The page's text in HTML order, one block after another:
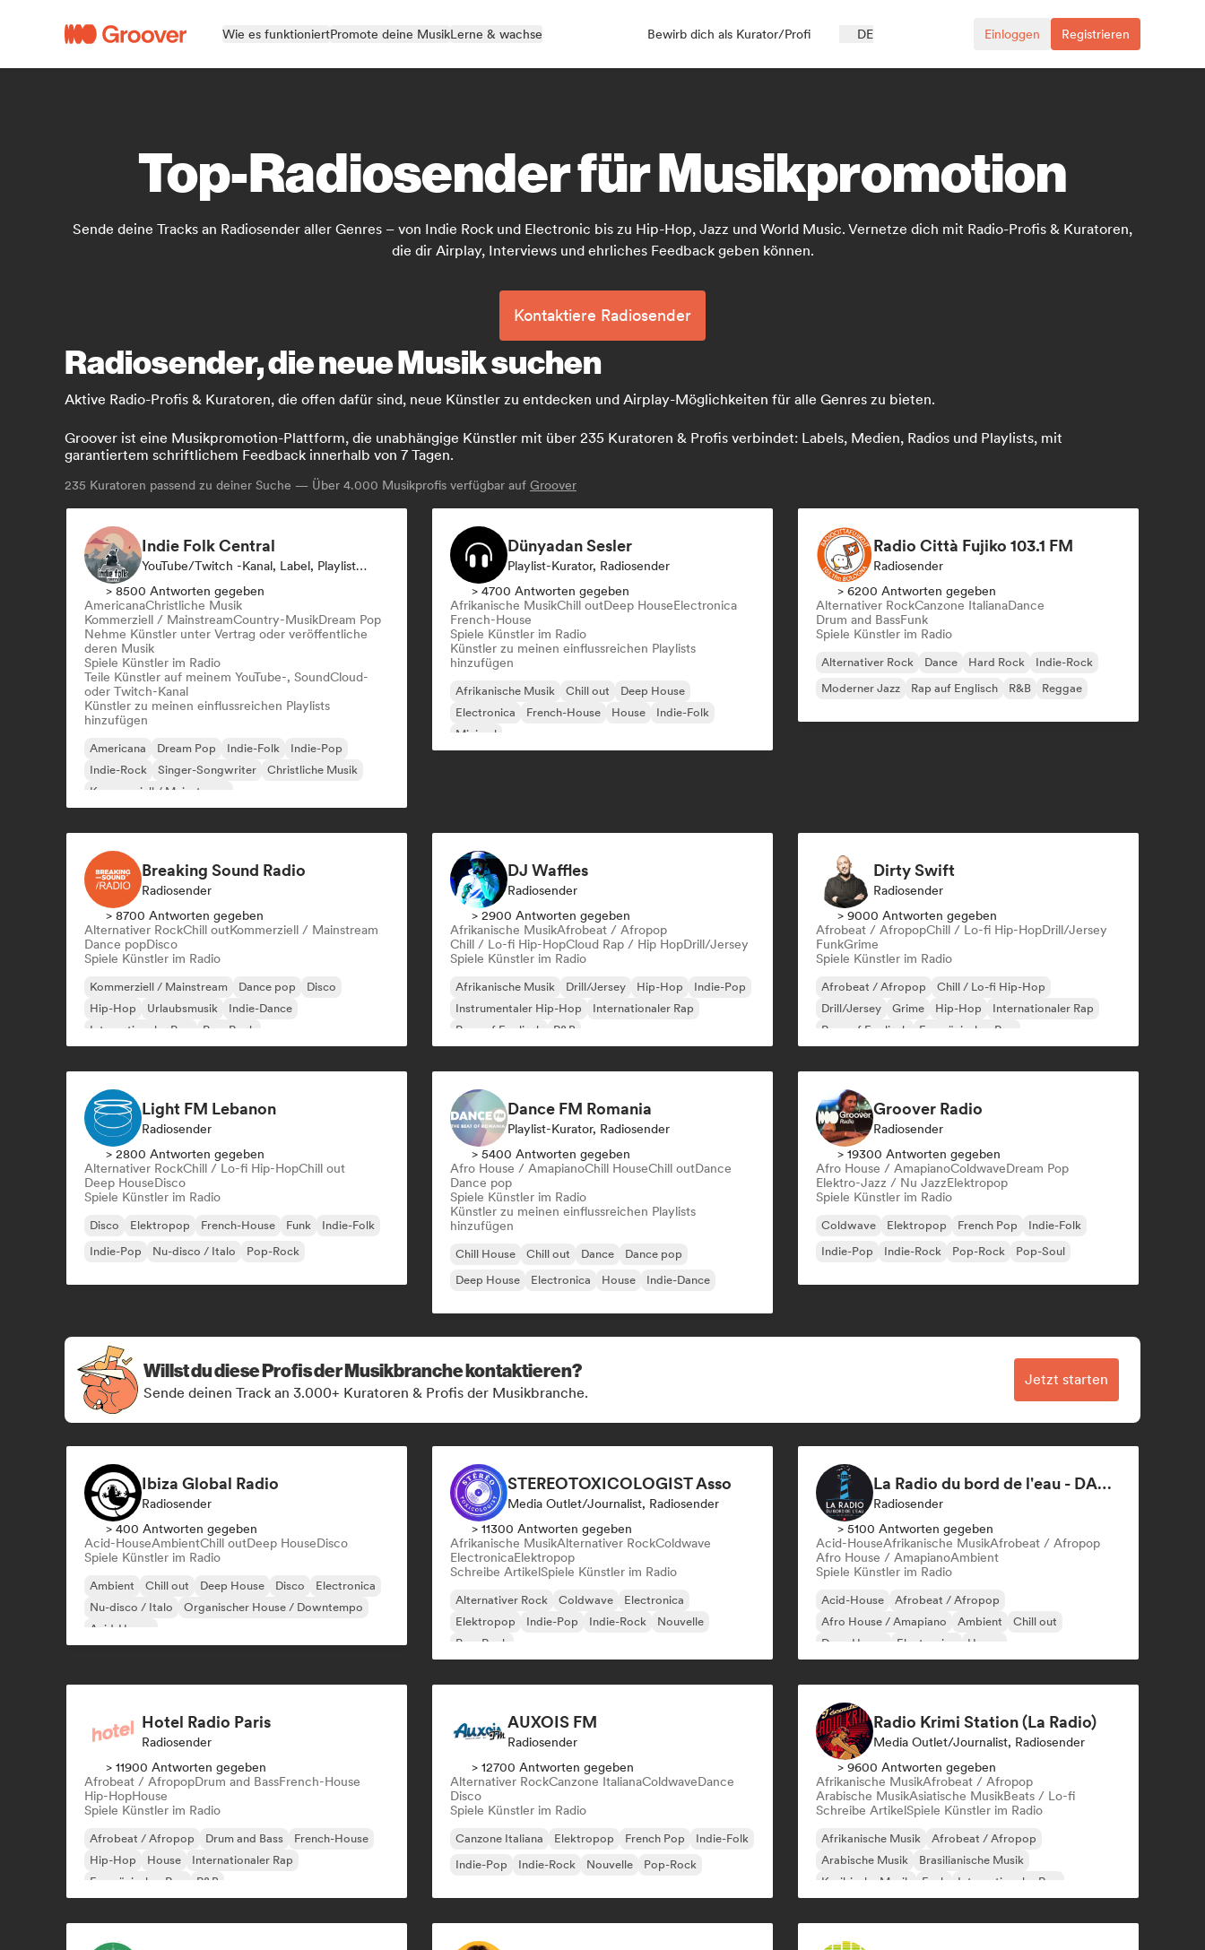
Wie es funktioniertPromote deine MusikLerne & wachse Bewirb dich als Kurator/Profi DE Einloggen Registrieren
Top-Radiosender für Musikpromotion
Sende deine Tracks an Radiosender aller Genres – von Indie Rock und Electronic bis zu Hip-Hop, Jazz und World Music. Vernetze dich mit Radio-Profis & Kuratoren,
die dir Airplay, Interviews und ehrliches Feedback geben können.
Kontaktiere Radiosender
Radiosender, die neue Musik suchen
Aktive Radio-Profis & Kuratoren, die offen dafür sind, neue Künstler zu entdecken und Airplay-Möglichkeiten für alle Genres zu bieten.
Groover ist eine Musikpromotion-Plattform, die unabhängige Künstler mit über 235 Kuratoren & Profis verbindet: Labels, Medien, Radios und Playlists, mit
garantiertem schriftlichem Feedback innerhalb von 7 Tagen.
235 Kuratoren passend zu deiner Suche — Über 4.000 Musikprofis verfügbar auf Groover
Indie Folk Central
YouTube/Twitch -Kanal, Label, Playlist-Kurator, Radiosender
> 8500 Antworten gegeben
AmericanaChristliche Musik
Kommerziell / MainstreamCountry-MusikDream Pop
Nehme Künstler unter Vertrag oder veröffentliche
deren Musik
Spiele Künstler im Radio
Teile Künstler auf meinem YouTube-, SoundCloud-
oder Twitch-Kanal
Künstler zu meinen einflussreichen Playlists
hinzufügen
Americana Dream Pop Indie-Folk
Indie-Pop
Indie-Rock
Singer-Songwriter
Christliche Musik
Kommerziell / Mainstream
Dünyadan Sesler
Playlist-Kurator, Radiosender
> 4700 Antworten gegeben
Afrikanische MusikChill outDeep HouseElectronica
French-House
Spiele Künstler im Radio
Künstler zu meinen einflussreichen Playlists
hinzufügen
Afrikanische Musik Chill out
Deep House
Electronica
French-House House
Indie-Folk
Minimal
Radio Città Fujiko 103.1 FM
Radiosender
> 6200 Antworten gegeben
Alternativer RockCanzone ItalianaDance
Drum and BassFunk
Spiele Künstler im Radio
Alternativer Rock Dance Hard Rock
Indie-Rock
Moderner Jazz
Rap auf Englisch R&B Reggae
Breaking Sound Radio
Radiosender
> 8700 Antworten gegeben
Alternativer RockChill outKommerziell / Mainstream
Dance popDisco
Spiele Künstler im Radio
Kommerziell / Mainstream Dance pop
Disco
Hip-Hop
Urlaubsmusik
Indie-Dance
Internationaler Pop
Pop-Rock
DJ Waffles
Radiosender
> 2900 Antworten gegeben
Afrikanische MusikAfrobeat / Afropop
Chill / Lo-fi Hip-HopCloud Rap / Hip HopDrill/Jersey
Spiele Künstler im Radio
Afrikanische Musik Drill/Jersey Hip-Hop
Indie-Pop
Instrumentaler Hip-Hop
Internationaler Rap
Rap auf Englisch
R&B
Dirty Swift
Radiosender
> 9000 Antworten gegeben
Afrobeat / AfropopChill / Lo-fi Hip-HopDrill/Jersey
FunkGrime
Spiele Künstler im Radio
Afrobeat / Afropop
Chill / Lo-fi Hip-Hop
Drill/Jersey
Grime Hip-Hop
Internationaler Rap
Rap auf Englisch
Französischer Rap
Light FM Lebanon
Radiosender
> 2800 Antworten gegeben
Alternativer RockChill / Lo-fi Hip-HopChill out
Deep HouseDisco
Spiele Künstler im Radio
Disco Elektropop French-House Funk
Indie-Folk
Indie-Pop
Nu-disco / Italo Pop-Rock
Dance FM Romania
Playlist-Kurator, Radiosender
> 5400 Antworten gegeben
Afro House / AmapianoChill HouseChill outDance
Dance pop
Spiele Künstler im Radio
Künstler zu meinen einflussreichen Playlists
hinzufügen
Chill House Chill out Dance
Dance pop
Deep House
Electronica House Indie-Dance
Groover Radio
Radiosender
> 19300 Antworten gegeben
Afro House / AmapianoColdwaveDream Pop
Elektro-Jazz / Nu JazzElektropop
Spiele Künstler im Radio
Coldwave Elektropop French Pop
Indie-Folk
Indie-Pop
Indie-Rock Pop-Rock Pop-Soul
Willst du diese Profis der Musikbranche kontaktieren?
Sende deinen Track an 3.000+ Kuratoren & Profis der Musikbranche.
Jetzt starten
Ibiza Global Radio
Radiosender
> 400 Antworten gegeben
Acid-HouseAmbientChill outDeep HouseDisco
Spiele Künstler im Radio
Ambient Chill out Deep House Disco
Electronica
Nu-disco / Italo
Organischer House / Downtempo
Acid-House
STEREOTOXICOLOGIST Asso
Media Outlet/Journalist, Radiosender
> 11300 Antworten gegeben
Afrikanische MusikAlternativer RockColdwave
ElectronicaElektropop
Schreibe ArtikelSpiele Künstler im Radio
Alternativer Rock Coldwave
Electronica
Elektropop
Indie-Pop Indie-Rock
Nouvelle
Pop-Rock
La Radio du bord de l'eau - DAB+ Radio Station (Switzerland)
Radiosender
> 5100 Antworten gegeben
Acid-HouseAfrikanische MusikAfrobeat / Afropop
Afro House / AmapianoAmbient
Spiele Künstler im Radio
Acid-House
Afrobeat / Afropop
Afro House / Amapiano
Ambient
Chill out
Deep House
Electronica House
Hotel Radio Paris
Radiosender
> 11900 Antworten gegeben
Afrobeat / AfropopDrum and BassFrench-House
Hip-HopHouse
Spiele Künstler im Radio
Afrobeat / Afropop Drum and Bass
French-House
Hip-Hop
House
Internationaler Rap
Französischer Rap
R&B
AUXOIS FM
Radiosender
> 12700 Antworten gegeben
Alternativer RockCanzone ItalianaColdwaveDance
Disco
Spiele Künstler im Radio
Canzone Italiana Elektropop French Pop
Indie-Folk
Indie-Pop
Indie-Rock Nouvelle Pop-Rock
Radio Krimi Station (La Radio)
Media Outlet/Journalist, Radiosender
> 9600 Antworten gegeben
Afrikanische MusikAfrobeat / Afropop
Arabische MusikAsiatische MusikBeats / Lo-fi
Schreibe ArtikelSpiele Künstler im Radio
Afrikanische Musik
Afrobeat / Afropop
Arabische Musik
Brasilianische Musik
Karibische Musik
Funk
Internationaler Rap